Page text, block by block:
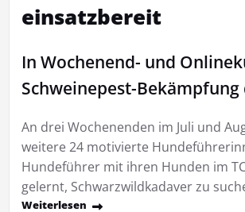
einsatzbereit
In Wochenend- und
Schweinepest-
An drei Wochenenden im Juli und
weitere 24 motivierte
Hundeführer mit ihren Hunden im
gelernt, Schwarzwildkadaver zu
Weiterlesen